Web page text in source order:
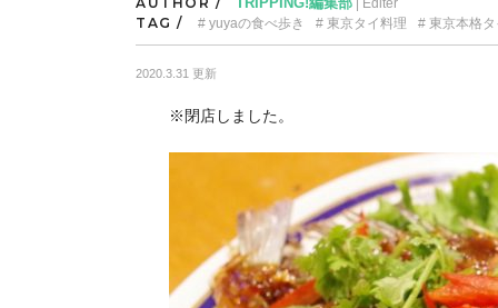
| Editer
TAG / yuyaの食べ歩き 東京タイ料理 東京本格
2020.3.31 更新
※閉店しました。